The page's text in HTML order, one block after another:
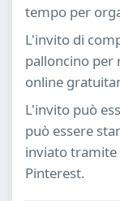
tempo per
L'invito di
palloncino per
online
L'invito può
può essere
inviato tramite
Pinterest.